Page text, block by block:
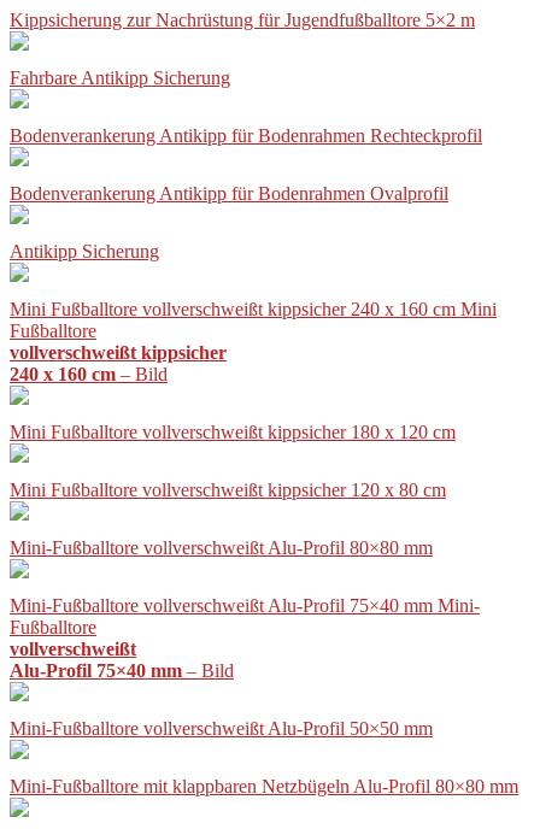
Kippsicherung zur Nachrüstung für Jugendfußballtore 5×2 m
Fahrbare Antikipp Sicherung
Bodenverankerung Antikipp für Bodenrahmen Rechteckprofil
Bodenverankerung Antikipp für Bodenrahmen Ovalprofil
Antikipp Sicherung
Mini Fußballtore vollverschweißt kippsicher 240 x 160 cm Mini
Fußballtore
vollverschweißt kippsicher
240 x 160 cm – Bild
Mini Fußballtore vollverschweißt kippsicher 180 x 120 cm
Mini Fußballtore vollverschweißt kippsicher 120 x 80 cm
Mini-Fußballtore vollverschweißt Alu-Profil 80×80 mm
Mini-Fußballtore vollverschweißt Alu-Profil 75×40 mm Mini-
Fußballtore
vollverschweißt
Alu-Profil 75×40 mm – Bild
Mini-Fußballtore vollverschweißt Alu-Profil 50×50 mm
Mini-Fußballtore mit klappbaren Netzbügeln Alu-Profil 80×80 mm